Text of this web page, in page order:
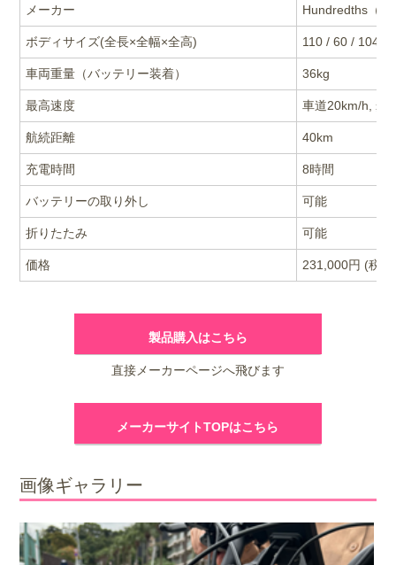
メーカー Hundredths（
ボディサイズ(全長×全幅×全高) 110 / 60 / 104cm
車両重量（バッテリー装着） 36kg
最高速度 車道20km/h, 歩
航続距離 40km
充電時間 8時間
バッテリーの取り外し 可能
折りたたみ 可能
価格 231,000円 (税込
製品購入はこちら
直接メーカーページへ飛びます
メーカーサイトTOPはこちら
画像ギャラリー